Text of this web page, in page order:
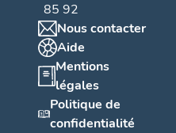
85 92
Nous contacter
Aide
Mentions
légales
Politique de
confidentialité